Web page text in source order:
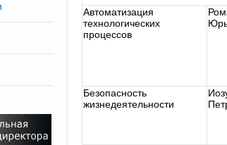
Автоматизация
технологических
процессов
Безопасность
жизнедеятельности